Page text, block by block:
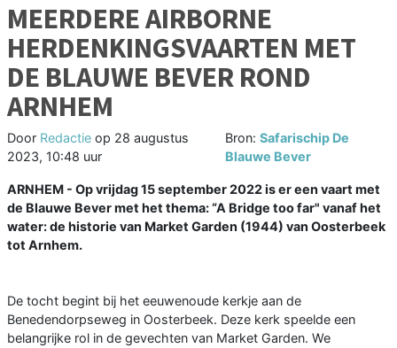
MEERDERE AIRBORNE
HERDENKINGSVAARTEN MET
DE BLAUWE BEVER ROND
ARNHEM
Door Redactie op 28 augustus
2023, 10:48 uur
Bron: Safarischip De
Blauwe Bever
ARNHEM - Op vrijdag 15 september 2022 is er een vaart met
de Blauwe Bever met het thema: “A Bridge too far" vanaf het
water: de historie van Market Garden (1944) van Oosterbeek
tot Arnhem.
De tocht begint bij het eeuwenoude kerkje aan de
Benedendorpseweg in Oosterbeek. Deze kerk speelde een
belangrijke rol in de gevechten van Market Garden. We